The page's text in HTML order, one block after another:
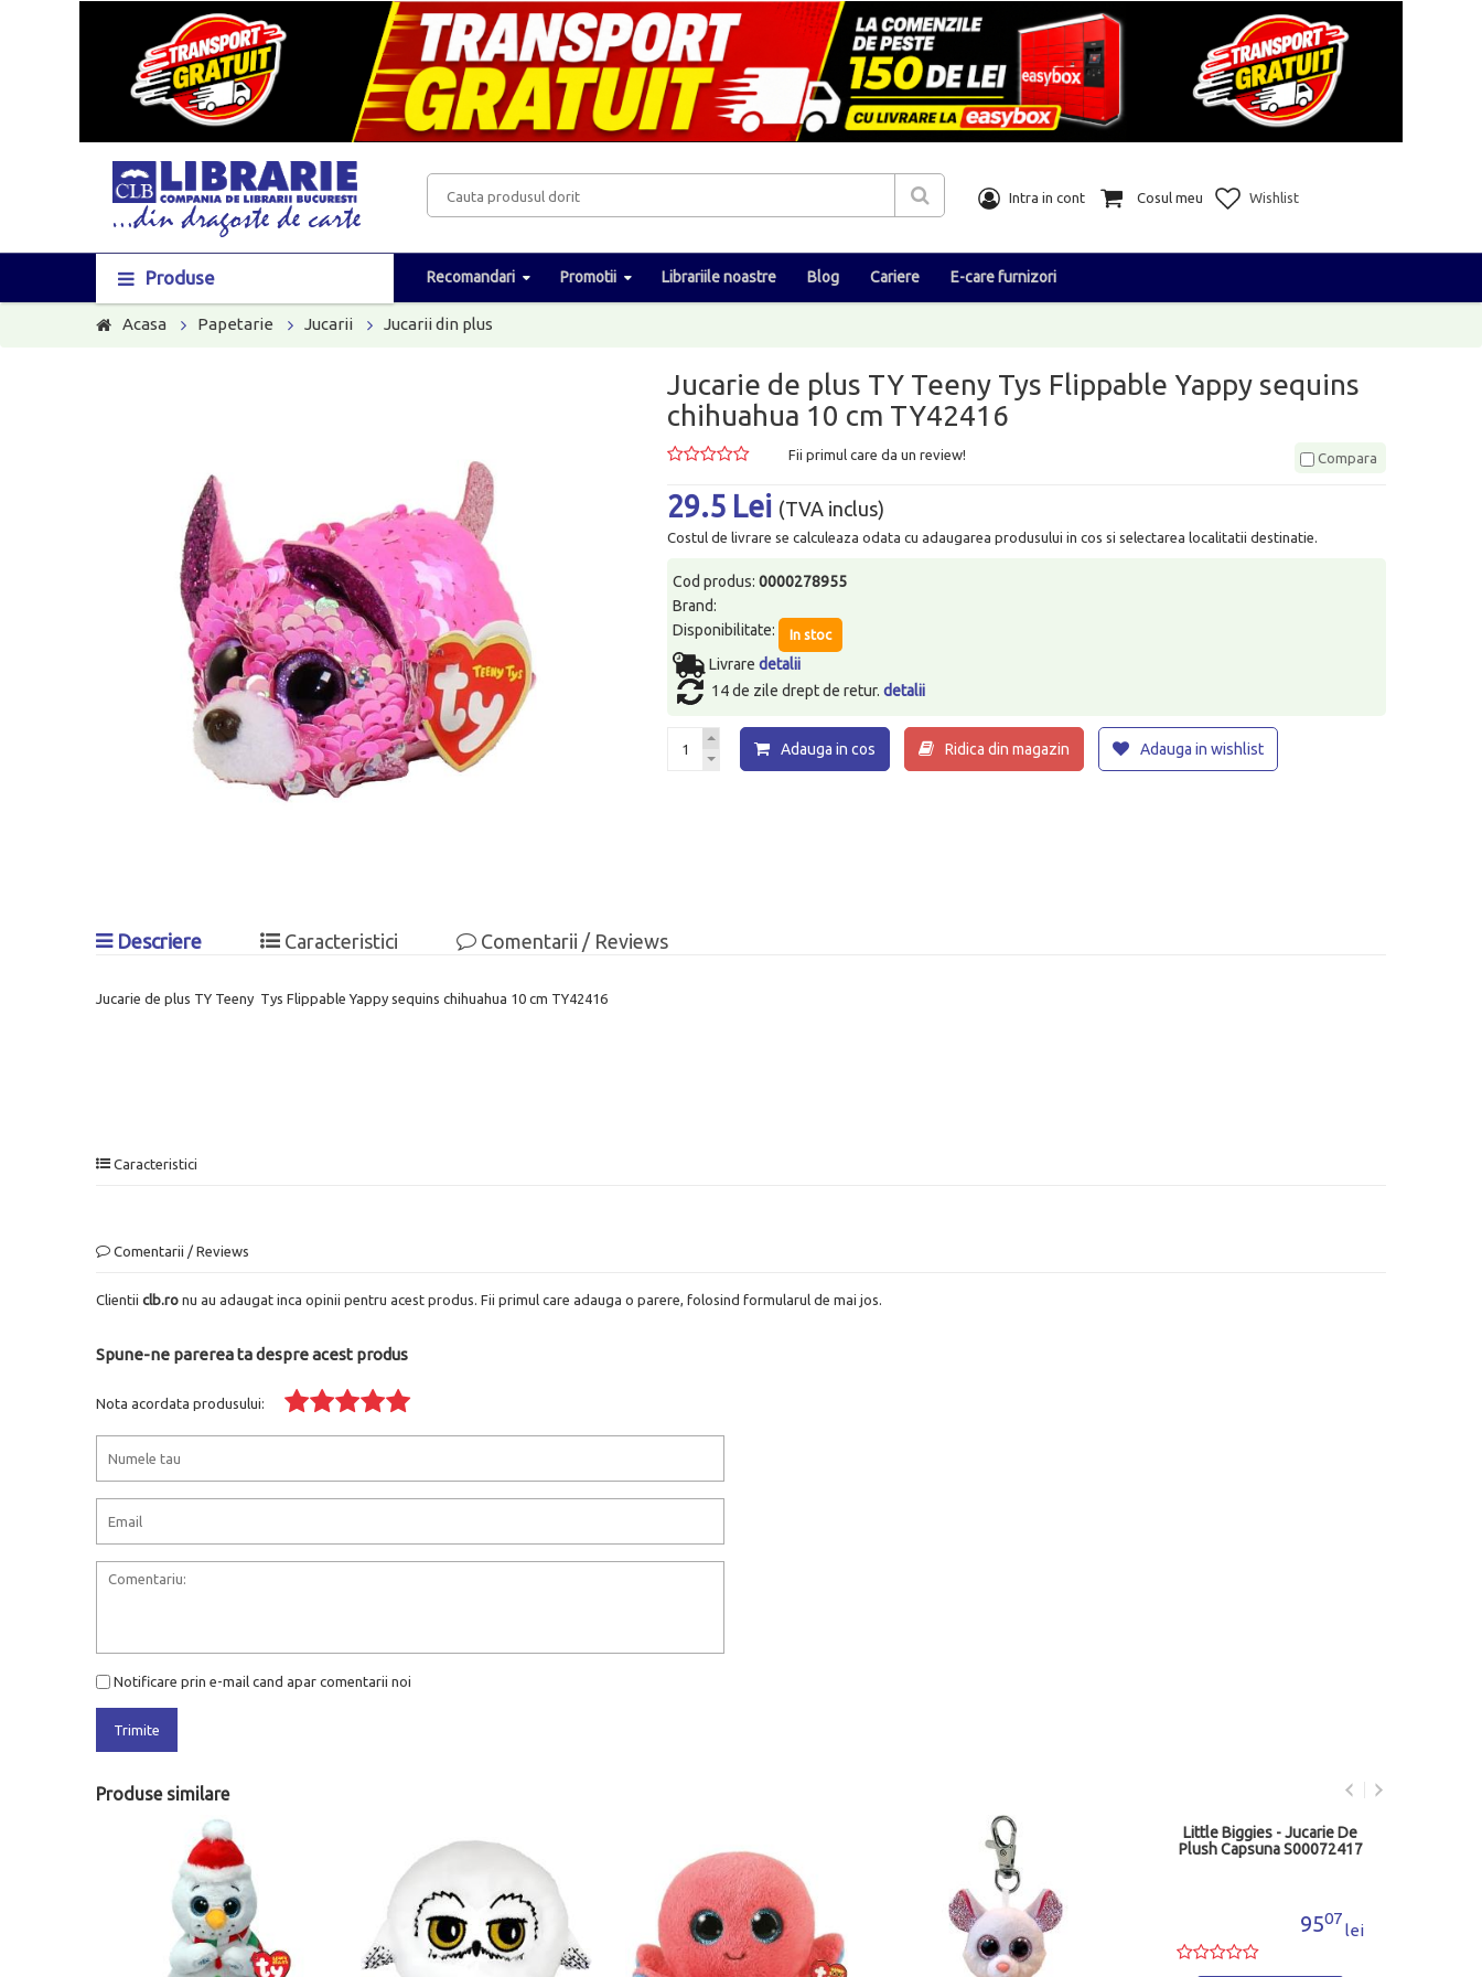
Intra in cont Cosul meu Wishlist
Produse Recomandari Promotii Librariile noastre Blog Cariere E-care furnizori
Acasa Papetarie Jucarii Jucarii din plus
Jucarie de plus TY Teeny Tys Flippable Yappy sequins
chihuahua 10 cm TY42416
Fii primul care da un review! Compara
29.5 Lei (TVA inclus)
Costul de livrare se calculeaza odata cu adaugarea produsului in cos si selectarea localitatii destinatie.
Cod produs:0000278955
Brand:
Disponibilitate:
In stoc
Livraredetalii
14 de zile drept de retur.detalii
Adauga in cos Ridica din magazin Adauga in wishlist
Descriere Caracteristici Comentarii / Reviews
Jucarie de plus TY Teeny Tys Flippable Yappy sequins chihuahua 10 cm TY42416
Caracteristici
Comentarii / Reviews
Clientii clb.ro nu au adaugat inca opinii pentru acest produs. Fii primul care adauga o parere, folosind formularul de mai jos.
Spune-ne parerea ta despre acest produs
Nota acordata produsului:
Notificare prin e-mail cand apar comentarii noi
Trimite
Produse similare